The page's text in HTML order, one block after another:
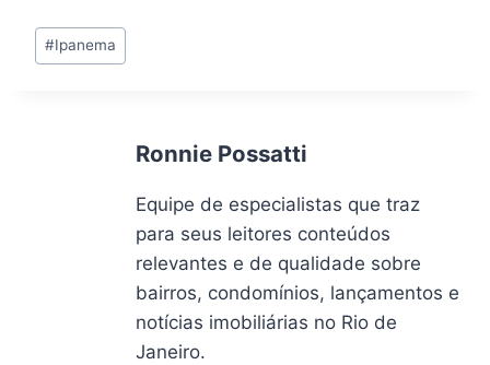
Tags
do
#Ipanema
Ronnie Possatti
Equipe de especialistas que traz
para seus leitores conteúdos
relevantes e de qualidade sobre
bairros, condomínios, lançamentos e
notícias imobiliárias no Rio de
Janeiro.